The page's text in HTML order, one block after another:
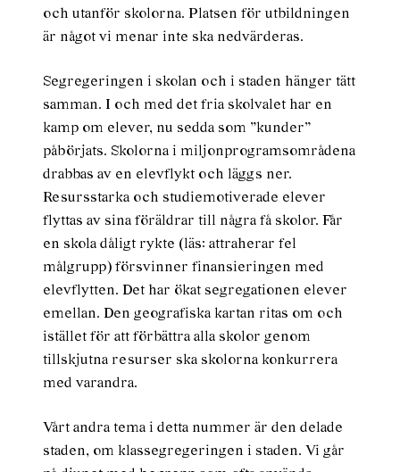
och utanför skolorna. Platsen för utbildningen
är något vi menar inte ska nedvärderas.
Segregeringen i skolan och i staden hänger tätt
samman. I och med det fria skolvalet har en
kamp om elever, nu sedda som ”kunder”
påbörjats. Skolorna i miljonprogramsområdena
drabbas av en elevflykt och läggs ner.
Resursstarka och studiemotiverade elever
flyttas av sina föräldrar till några få skolor. Får
en skola dåligt rykte (läs: attraherar fel
målgrupp) försvinner finansieringen med
elevflytten. Det har ökat segregationen elever
emellan. Den geografiska kartan ritas om och
istället för att förbättra alla skolor genom
tillskjutna resurser ska skolorna konkurrera
med varandra.
Vårt andra tema i detta nummer är den delade
staden, om klassegregeringen i staden. Vi går